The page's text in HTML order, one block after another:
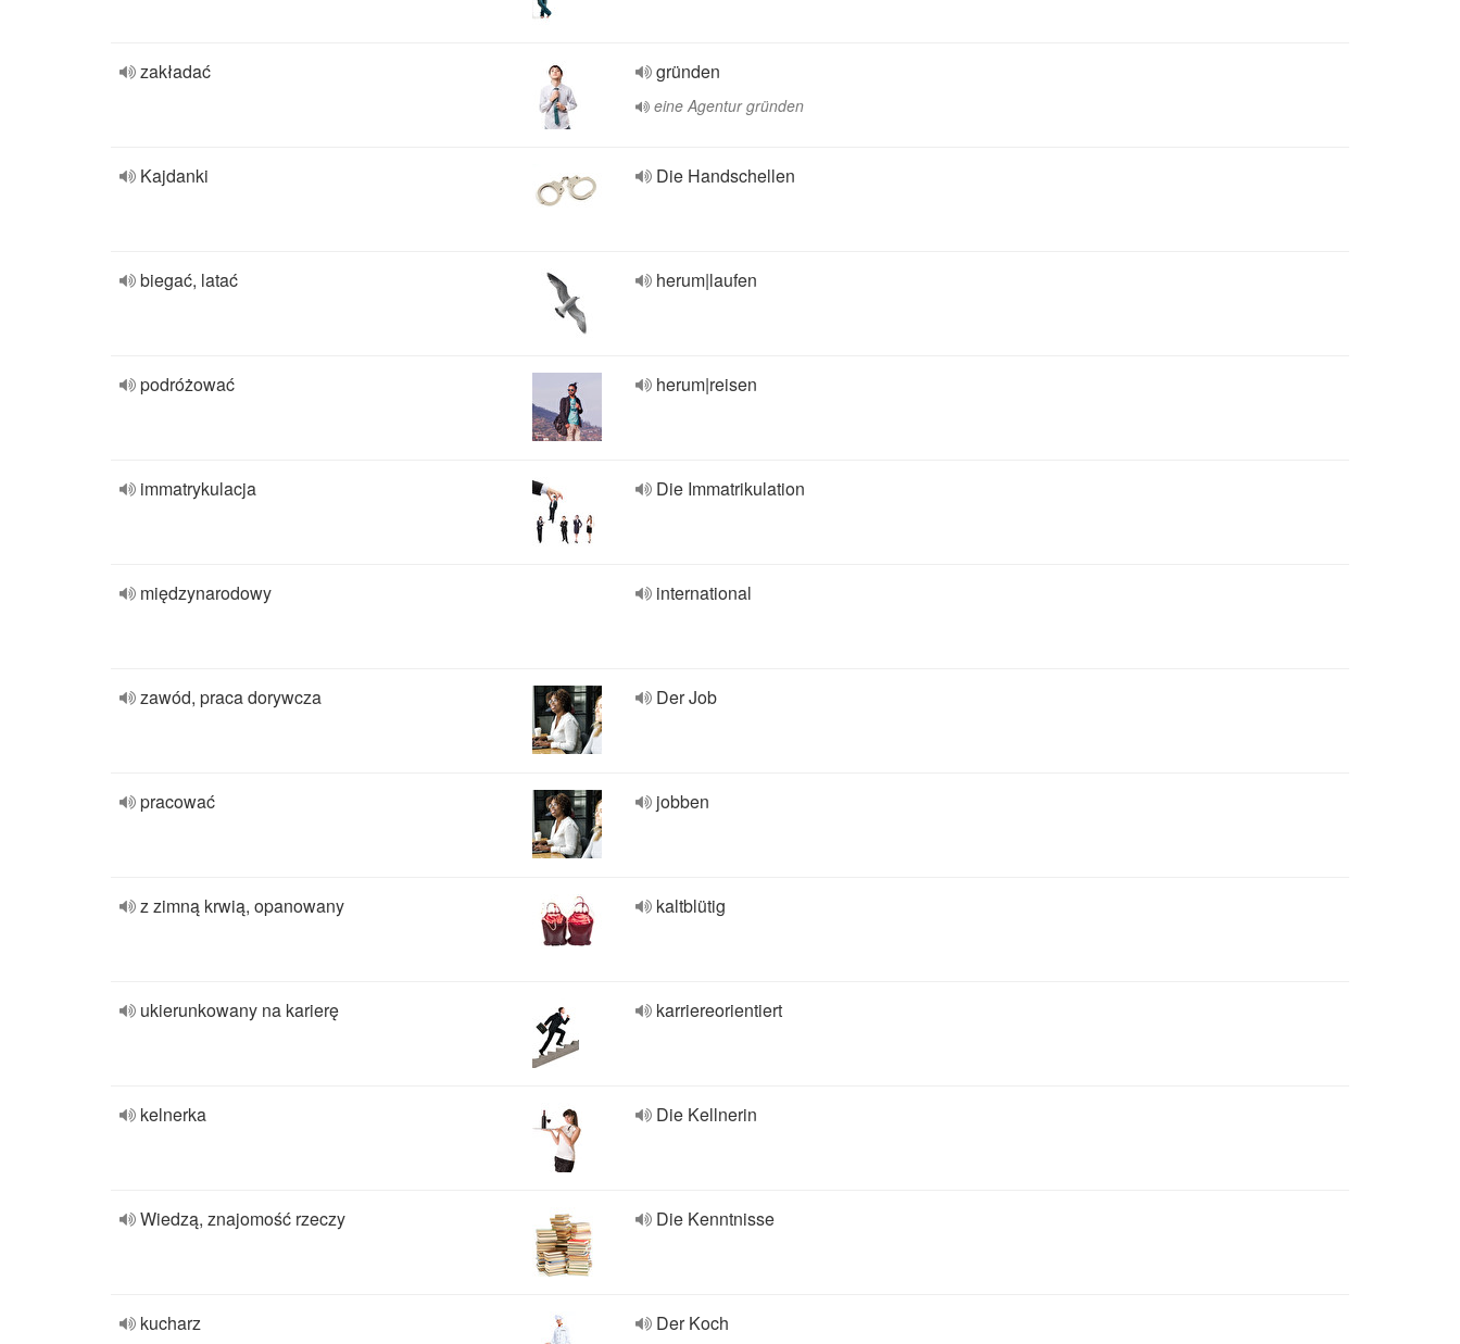
zakładać gründen
eine Agentur gründen
Kajdanki Die Handschellen
biegać, latać herum|laufen
podróżować herum|reisen
immatrykulacja Die Immatrikulation
międzynarodowy international
zawód, praca dorywcza Der Job
pracować jobben
z zimną krwią, opanowany kaltblütig
ukierunkowany na karierę karriereorientiert
kelnerka Die Kellnerin
Wiedzą, znajomość rzeczy Die Kenntnisse
kucharz Der Koch